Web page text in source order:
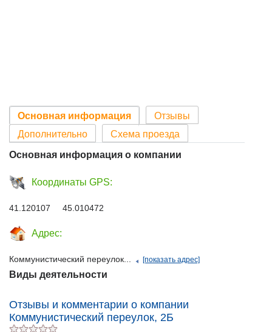
Основная информация
Отзывы
Дополнительно
Схема проезда
Основная информация о компании
Координаты GPS:
41.120107 45.010472
Адрес:
Коммунистический переулок... [показать адрес]
Виды деятельности
Отзывы и комментарии о компании
Коммунистический переулок, 2Б